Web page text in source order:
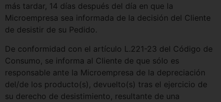
más tardar, 14 días después del día en que la
Microempresa sea informada de la decisión del Cliente
de desistir de su Pedido.
De conformidad con el artículo L.221-23 del Código de
Consumo, se informa al Cliente de que sólo es
responsable ante la Microempresa de la depreciación
del/de los producto(s), devuelto(s) tras el ejercicio de
su derecho de desistimiento, resultante de una